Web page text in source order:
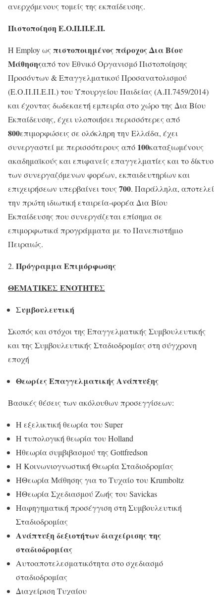
ανερχόμενους τομείς της εκπαίδευσης.
Πιστοποίηση Ε.Ο.Π.Π.Ε.Π.
H Employ ως πιστοποιημένος πάροχος Δια Βίου
Μάθησηςαπό τον Εθνικό Οργανισμό Πιστοποίησης
Προσόντων & Επαγγελματικού Προσανατολισμού
(Ε.Ο.Π.Π.Ε.Π.) του Υπουργείου Παιδείας (Α.Π.7459/2014)
και έχοντας δωδεκαετή εμπειρία στο χώρο της Δια Βίου
Εκπαίδευσης, έχει υλοποιήσει περισσότερες από
800επιμορφώσεις σε ολόκληρη την Ελλάδα, έχει
συνεργαστεί με περισσότερους από 100καταξιωμένους
ακαδημαϊκούς και επιφανείς επαγγελματίες και το δίκτυο
των συνεργαζόμενων φορέων, εκπαιδευτηρίων και
επιχειρήσεων υπερβαίνει τους 700. Παράλληλα, αποτελεί
την πρώτη ιδιωτική εταιρεία-φορέα Δια Βίου
Εκπαίδευσης που συνεργάζεται επίσημα σε
επιμορφωτικά προγράμματα με το Πανεπιστήμιο
Πειραιώς.
Πρόγραμμα Επιμόρφωσης
ΘΕΜΑΤΙΚΕΣ ΕΝΟΤΗΤΕΣ
Συμβουλευτική
Σκοπός και στόχοι της Επαγγελματικής Συμβουλευτικής
και της Συμβουλευτικής Σταδιοδρομίας στη σύγχρονη
εποχή
Θεωρίες Επαγγελματικής Ανάπτυξης
Βασικές θέσεις των ακόλουθων προσεγγίσεων:
Η εξελικτική θεωρία του Super
Η τυπολογική θεωρία του Holland
Hθεωρία συμβιβασμού της Gottfredson
Η Κοινωνιογνωστική Θεωρία Σταδιοδρομίας
HΘεωρία Μάθησης για το Τυχαίο του Krumboltz
HΘεωρία Σχεδιασμού Ζωής του Savickas
Hαφηγηματική προσέγγιση στη Συμβουλευτική
Σταδιοδρομίας
Ανάπτυξη δεξιοτήτων διαχείρισης της
σταδιοδρομίας
Αυτοαποτελεσματικότητα στο σχεδιασμό
σταδιοδρομίας
Διαχείριση Τυχαίου